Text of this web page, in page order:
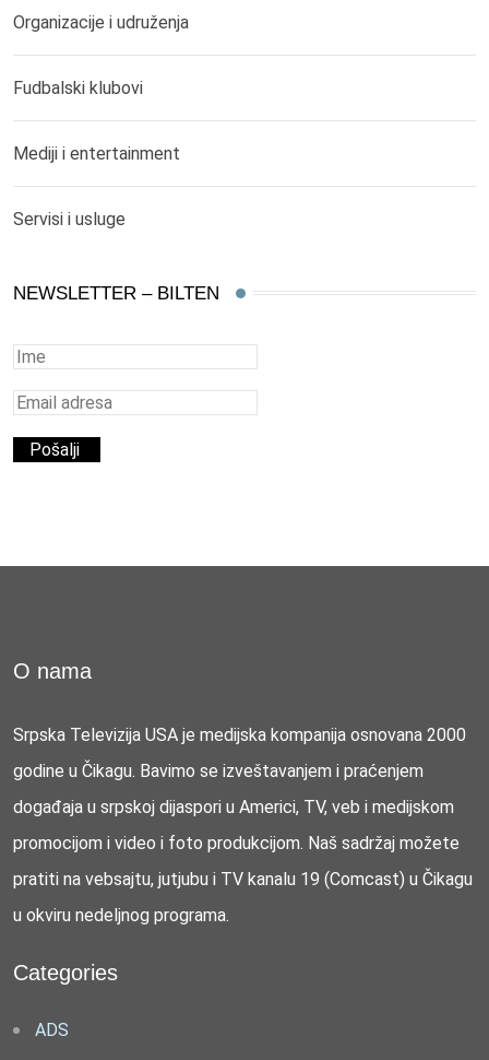
Organizacije i udruženja
Fudbalski klubovi
Mediji i entertainment
Servisi i usluge
NEWSLETTER – BILTEN
O nama
Srpska Televizija USA je medijska kompanija osnovana 2000
godine u Čikagu. Bavimo se izveštavanjem i praćenjem
događaja u srpskoj dijaspori u Americi, TV, veb i medijskom
promocijom i video i foto produkcijom. Naš sadržaj možete
pratiti na vebsajtu, jutjubu i TV kanalu 19 (Comcast) u Čikagu
u okviru nedeljnog programa.
Categories
ADS